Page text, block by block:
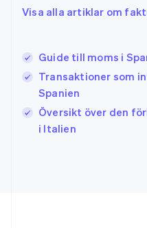
Visa alla artiklar om
Guide till moms i
Transaktioner som
Spanien
Översikt över den
i Italien
Irland
Italiano English
Japan
日本語
Kanada
EnglishFrançais
Kroatien